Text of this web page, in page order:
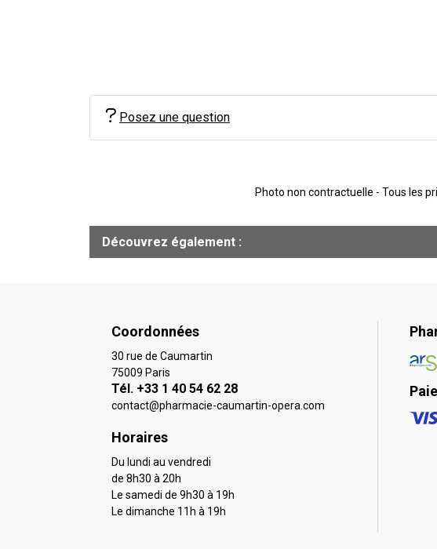
Posez une question
Photo non contractuelle - Tous les
Découvrez également :
Coordonnées
30 rue de Caumartin
75009 Paris
Tél. +33 1 40 54 62 28
contact@pharmacie-caumartin-opera.com
Horaires
Du lundi au vendredi
de 8h30 à 20h
Le samedi de 9h30 à 19h
Le dimanche 11h à 19h